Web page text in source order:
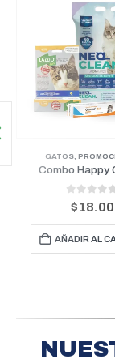
GATOS,
Combo Happy
0out of
$18.00
AÑADIR AL